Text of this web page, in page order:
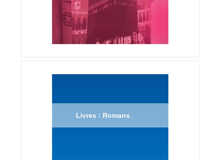
Livres : Romans